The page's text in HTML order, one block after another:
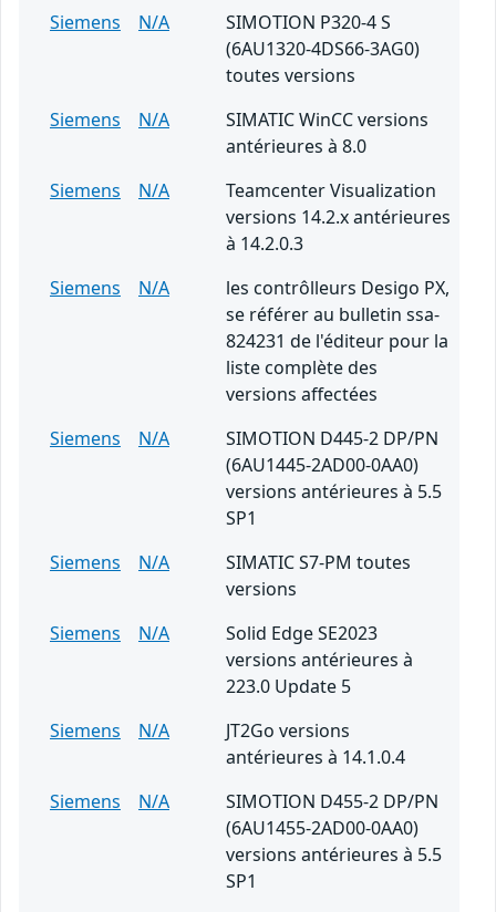
Siemens N/A
SIMOTION P320-4 S
(6AU1320-4DS66-3AG0)
toutes versions
Siemens
N/A
SIMATIC WinCC versions
antérieures à 8.0
Siemens
N/A
Teamcenter Visualization
versions 14.2.x antérieures
à 14.2.0.3
Siemens
N/A
les contrôlleurs Desigo PX,
se référer au bulletin ssa-
824231 de l'éditeur pour la
liste complète des
versions affectées
Siemens
N/A
SIMOTION D445-2 DP/PN
(6AU1445-2AD00-0AA0)
versions antérieures à 5.5
SP1
Siemens
N/A
SIMATIC S7-PM toutes
versions
Siemens
N/A
Solid Edge SE2023
versions antérieures à
223.0 Update 5
Siemens
N/A
JT2Go versions
antérieures à 14.1.0.4
Siemens
N/A
SIMOTION D455-2 DP/PN
(6AU1455-2AD00-0AA0)
versions antérieures à 5.5
SP1